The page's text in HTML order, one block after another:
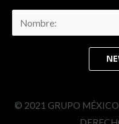
© 2021 GRUPO MÉXICO